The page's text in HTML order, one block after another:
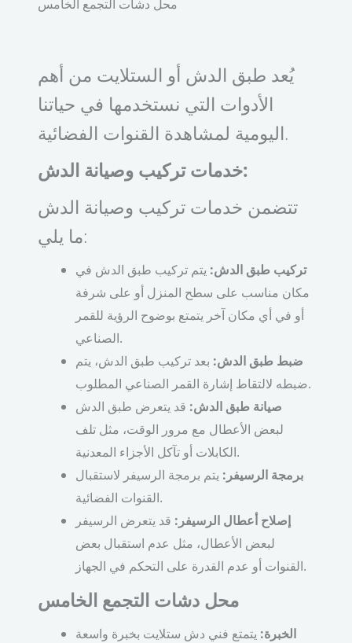
محل دشات التجمع الخامس
يُعد طبق الدش أو الستلايت من أهم
الأدوات التي نستخدمها في حياتنا
اليومية لمشاهدة القنوات الفضائية.
خدمات تركيب وصيانة الدش:
تتضمن خدمات تركيب وصيانة الدش
ما يلي:
تركيب طبق الدش: يتم تركيب طبق الدش في
مكان مناسب على سطح المنزل أو على شرفة
أو في أي مكان آخر يتمتع بوضوح الرؤية للقمر
الصناعي.
ضبط طبق الدش: بعد تركيب طبق الدش، يتم
ضبطه لالتقاط إشارة القمر الصناعي المطلوب.
صيانة طبق الدش: قد يتعرض طبق الدش
لبعض الأعطال مع مرور الوقت، مثل تلف
الكابلات أو تآكل الأجزاء المعدنية.
برمجة الرسيفر: يتم برمجة الرسيفر لاستقبال
القنوات الفضائية.
إصلاح أعطال الرسيفر: قد يتعرض الرسيفر
لبعض الأعطال، مثل عدم استقبال بعض
القنوات أو عدم القدرة على التحكم في الجهاز.
محل دشات التجمع الخامس
الخبرة: يتمتع فني دش ستلايت بخبرة واسعة